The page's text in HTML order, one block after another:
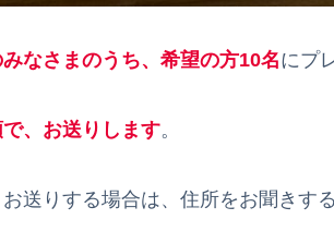
なさまのうち、希望の方10名にプ
、お送りします。
送りする場合は、住所をお聞きす